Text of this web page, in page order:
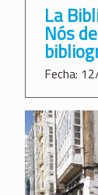
La
Nós
Fecha: